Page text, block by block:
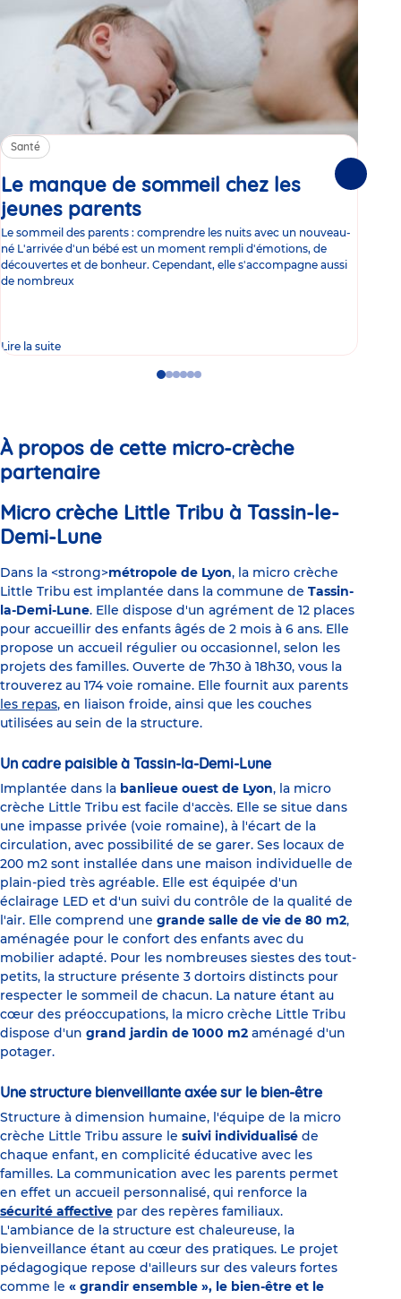
Santé
Le manque de sommeil chez les
jeunes parents
Le sommeil des parents : comprendre les nuits avec un nouveau-
né L'arrivée d'un bébé est un moment rempli d'émotions, de
découvertes et de bonheur. Cependant, elle s'accompagne aussi
de nombreux
Lire la suite
GoGoGoGo
GoGo
À propos de cette micro-crèche
partenaire
Micro crèche Little Tribu à Tassin-le-
Demi-Lune
Dans la <strong>métropole de Lyon, la micro crèche
Little Tribu est implantée dans la commune de Tassin-
la-Demi-Lune. Elle dispose d'un agrément de 12 places
pour accueillir des enfants âgés de 2 mois à 6 ans. Elle
propose un accueil régulier ou occasionnel, selon les
projets des familles. Ouverte de 7h30 à 18h30, vous la
trouverez au 174 voie romaine. Elle fournit aux parents
les repas, en liaison froide, ainsi que les couches
utilisées au sein de la structure.
Un cadre paisible à Tassin-la-Demi-Lune
Implantée dans la banlieue ouest de Lyon, la micro
crèche Little Tribu est facile d'accès. Elle se situe dans
une impasse privée (voie romaine), à l'écart de la
circulation, avec possibilité de se garer. Ses locaux de
200 m2 sont installée dans une maison individuelle de
plain-pied très agréable. Elle est équipée d'un
éclairage LED et d'un suivi du contrôle de la qualité de
l'air. Elle comprend une grande salle de vie de 80 m2,
aménagée pour le confort des enfants avec du
mobilier adapté. Pour les nombreuses siestes des tout-
petits, la structure présente 3 dortoirs distincts pour
respecter le sommeil de chacun. La nature étant au
cœur des préoccupations, la micro crèche Little Tribu
dispose d'un grand jardin de 1000 m2 aménagé d'un
potager.
Une structure bienveillante axée sur le bien-être
Structure à dimension humaine, l'équipe de la micro
crèche Little Tribu assure le suivi individualisé de
chaque enfant, en complicité éducative avec les
familles. La communication avec les parents permet
en effet un accueil personnalisé, qui renforce la
sécurité affective par des repères familiaux.
L'ambiance de la structure est chaleureuse, la
bienveillance étant au cœur des pratiques. Le projet
pédagogique repose d'ailleurs sur des valeurs fortes
comme le « grandir ensemble », le bien-être et le